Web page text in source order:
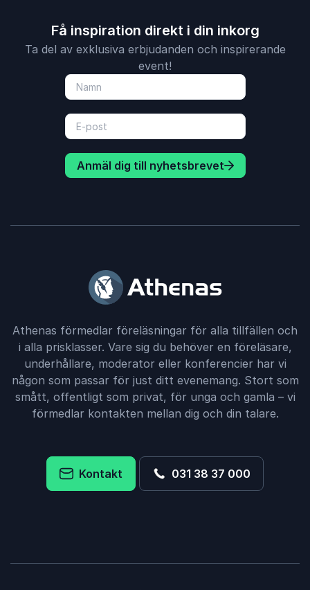
Få inspiration direkt i din inkorg
Ta del av exklusiva erbjudanden och inspirerande
event!
Anmäl dig till nyhetsbrevet
Athenas förmedlar föreläsningar för alla tillfällen och
i alla prisklasser. Vare sig du behöver en föreläsare,
underhållare, moderator eller konferencier har vi
någon som passar för just ditt evenemang. Stort som
smått, offentligt som privat, för unga och gamla – vi
förmedlar kontakten mellan dig och din talare.
Kontakt 031 38 37 000